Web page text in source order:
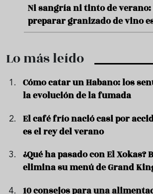
Aceitunas: el aperitivo
verano
Lo más leído
Cómo catar un Habano: los
la evolución de la fumada
El café frío nació casi por
es el rey del verano
¿Qué ha pasado con El Xokas?
elimina su menú de Grand
10 consejos para una